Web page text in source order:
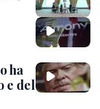
ha
e del